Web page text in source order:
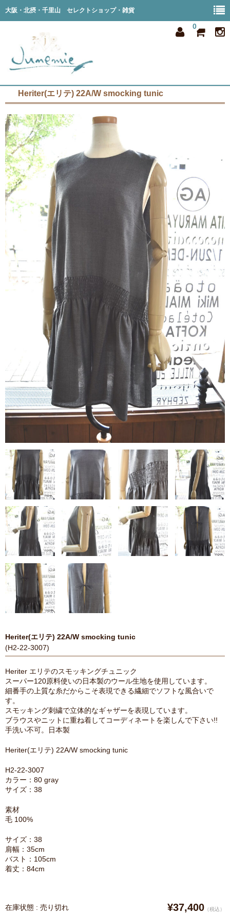
大阪・北摂・千里山 セレクトショップ・雑貨
0
all item
member
order
privacy
shop info
contact
Heriter(エリテ) 22A/W smocking tunic
Heriter(エリテ) 22A/W smocking tunic
(H2-22-3007)
Heriter エリテのスモッキングチュニック
スーパー120原料使いの日本製のウール生地を使用しています。
細番手の上質な糸だからこそ表現できる繊細でソフトな風合いで
す。
スモッキング刺繍で立体的なギャザーを表現しています。
ブラウスやニットに重ね着してコーディネートを楽しんで下さい!!
手洗い不可。日本製
Heriter(エリテ) 22A/W smocking tunic
H2-22-3007
カラー：80 gray
サイズ：38
素材
毛 100%
サイズ：38
肩幅：35cm
バスト：105cm
着丈：84cm
在庫状態 : 売り切れ ¥37,400 （税込）